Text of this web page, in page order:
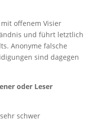
offenem Visier
und führt letztlich
Anonyme falsche
sind dagegen
oder Leser
schwer